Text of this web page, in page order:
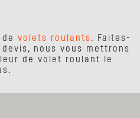
volets roulants. Faites-
nous vous mettrons
de volet roulant le